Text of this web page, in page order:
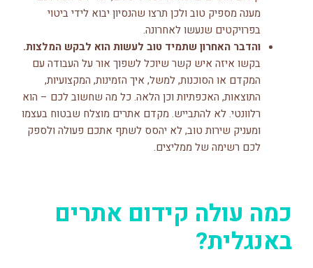
מענה מספיק טוב ולכן תרצו שהנסיון יבוא לידי ביטוי
בפרויקטים שנעשו לאחרונה.
והדבר האחרון שתמיד טוב לעשות הוא לבקש המלצות.
בקשו איזה איש קשר שיוכל לשפוך אור על העבודה עם
המקדם או הסוכנות, למשל, איך הזמינות, המקצועיות,
התוצאות, האכפתיות וכן הלאה. כל מה שחשוב לכם – הוא
רלוונטי. לא להתבייש. מקדם אתרים מוצלח שבטוח בעצמו
ומעניק שירות טוב, לא יהסס לשתף אתכם פעולה ולספק
לכם רשימה של ממליצים.
כמה עולה קידום אתרים
באנגלית?